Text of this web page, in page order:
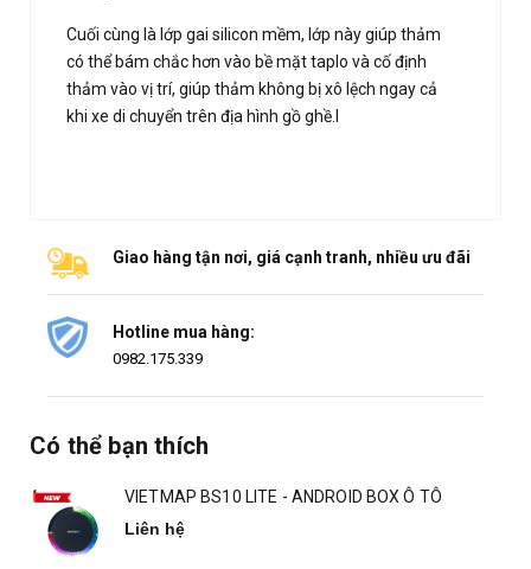
Cuối cùng là lớp gai silicon mềm, lớp này giúp thảm
có thể bám chắc hơn vào bề mặt taplo và cố định
thảm vào vị trí, giúp thảm không bị xô lệch ngay cả
khi xe di chuyển trên địa hình gồ ghề.I
Giao hàng tận nơi, giá cạnh tranh, nhiều ưu đãi
Hotline mua hàng:
0982.175.339
Có thể bạn thích
VIETMAP BS10 LITE - ANDROID BOX Ô TÔ
Liên hệ